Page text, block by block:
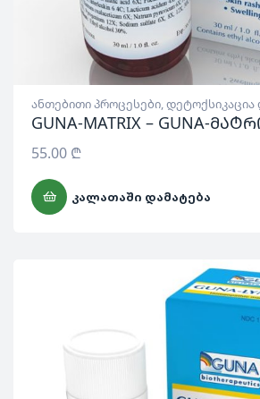
ანთებითი პროცესები,დეტოქსიკაცია
GUNA-MATRIX – GUNA-
55.00 ₾
ᲙᲐᲚᲐᲗᲐᲨᲘ ᲓᲐᲛᲐᲢᲔᲑᲐ